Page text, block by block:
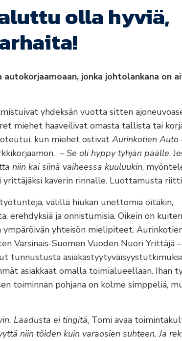
olla hyviä,
jonka johtolankana on
yhdeksän vuotta sitten
miehet haaveilivat omasta tallista tai
kun miehet ostivat Aurinkotien Auto
– Se oli hyppy tyhjän päälle,
niin kai siinä vaiheessa kuuluukin,
kaverin rinnalle. Luottamusta
välillä hiukan unettomia öitäkin,
erehdyksiä ja onnistumisia. Oikein on
ympäröivän yhteisön mielipiteet.
Varsinais-Suomen Vuoden Nuori Yrittäjä
tunnustusta
asiakkaat omalla toimialueellaan. Ihan
toiminnan pohjana on kolme simppeliä,
Laadusta ei tingitä, Tomi avaa
niin töiden kuin varaosien suhteen. Ja